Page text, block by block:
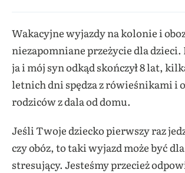
Wakacyjne wyjazdy na kolonie i
niezapomniane przeżycie dla dzieci.
ja i mój syn odkąd skończył 8 lat,
letnich dni spędza z rówieśnikami i
rodziców z dala od domu.
Jeśli Twoje dziecko pierwszy raz
czy obóz, to taki wyjazd może być
stresujący. Jesteśmy przecież